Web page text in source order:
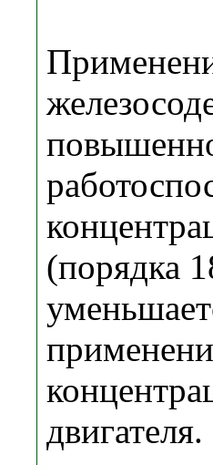
(порядка
двигателя.